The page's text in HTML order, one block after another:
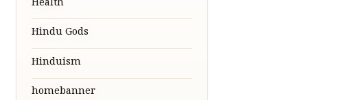
Health
Hindu Gods
Hinduism
homebanner